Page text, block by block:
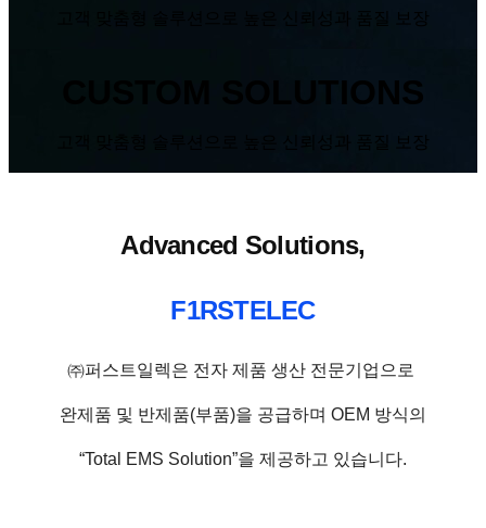
고객 맞춤형 솔루션으로 높은 신뢰성과 품질 보장
CUSTOM SOLUTIONS
고객 맞춤형 솔루션으로 높은 신뢰성과 품질 보장
Advanced Solutions,
F1RSTELEC
㈜퍼스트일렉은 전자 제품 생산 전문기업으로
완제품 및 반제품(부품)을 공급하며 OEM 방식의
“Total EMS Solution”을 제공하고 있습니다.